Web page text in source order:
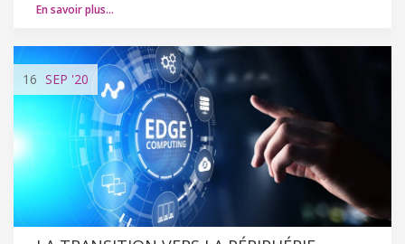
En savoir plus…
16 SEP '20